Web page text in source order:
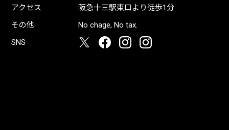
アクセス
阪急十三駅東口より徒歩1分
その他
No chage, No tax.
SNS